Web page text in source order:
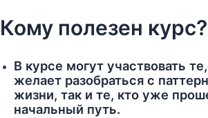
Кому полезен курс?
В курсе могут участвовать
желает разобраться с
жизни, так и те, кто уже
начальный путь.